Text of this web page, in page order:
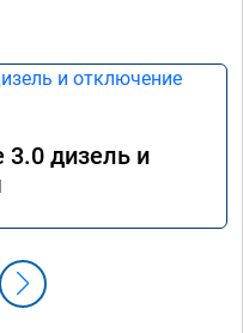
3.0 дизель и